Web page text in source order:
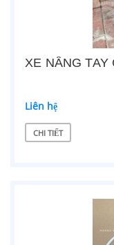
XE NÂNG TAY
Liên hệ
CHI TIẾT